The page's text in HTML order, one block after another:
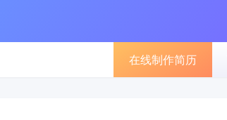
在线制作简历